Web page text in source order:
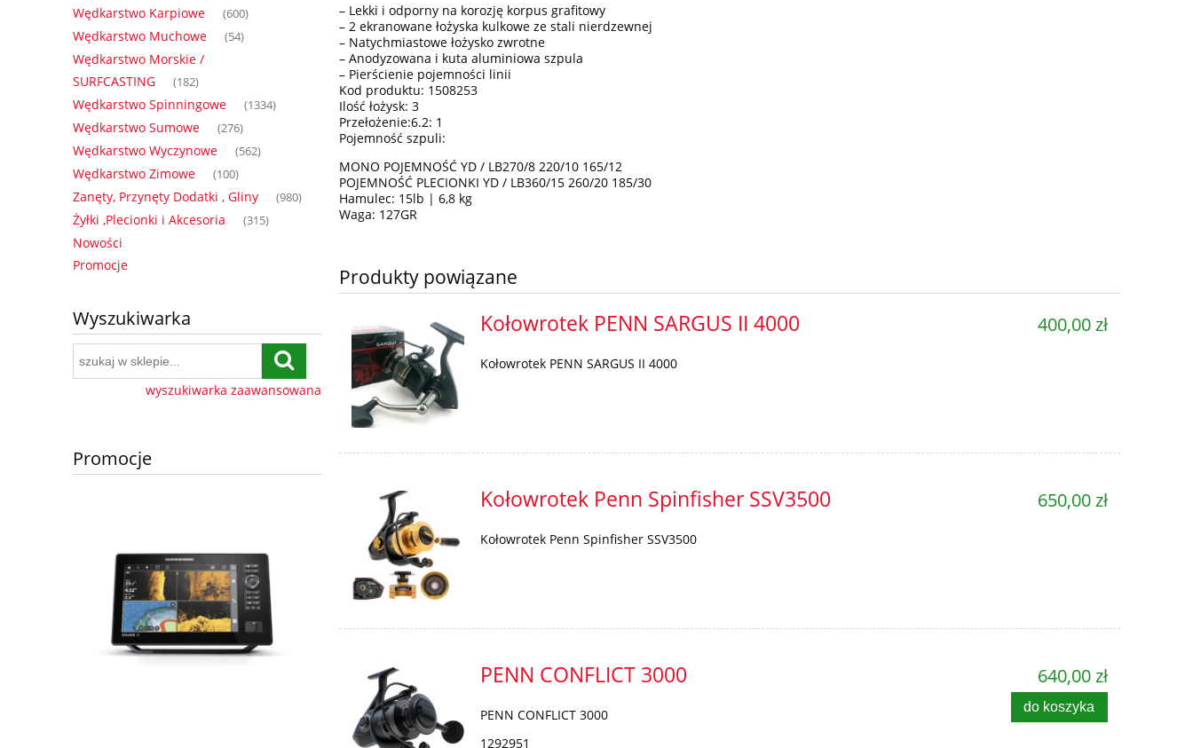
Wędkarstwo Karpiowe (600)
Wędkarstwo Muchowe (54)
Wędkarstwo Morskie /
SURFCASTING
(182)
Wędkarstwo Spinningowe (1334)
Wędkarstwo Sumowe (276)
Wędkarstwo Wyczynowe (562)
Wędkarstwo Zimowe (100)
Zanęty, Przynęty Dodatki , Gliny (980)
Żyłki ,Plecionki i Akcesoria (315)
Nowości
Promocje
Wyszukiwarka
wyszukiwarka zaawansowana
Promocje
– Lekki i odporny na korozję korpus grafitowy
– 2 ekranowane łożyska kulkowe ze stali nierdzewnej
– Natychmiastowe łożysko zwrotne
– Anodyzowana i kuta aluminiowa szpula
– Pierścienie pojemności linii
Kod produktu: 1508253
Ilość łożysk: 3
Przełożenie:6.2: 1
Pojemność szpuli:
MONO POJEMNOŚĆ YD / LB270/8 220/10 165/12
POJEMNOŚĆ PLECIONKI YD / LB360/15 260/20 185/30
Hamulec: 15lb | 6,8 kg
Waga: 127GR
Produkty powiązane
Kołowrotek PENN SARGUS II 4000
Kołowrotek PENN SARGUS II 4000
400,00 zł
Kołowrotek Penn Spinfisher SSV3500
Kołowrotek Penn Spinfisher SSV3500
650,00 zł
PENN CONFLICT 3000
PENN CONFLICT 3000
1292951
640,00 zł
do koszyka